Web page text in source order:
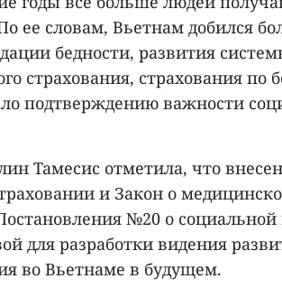
ее словам, Вьетнам добился
бедности, развития
страхования, страхования по
подтверждению важности
Тамесис отметила, что
и Закон о
№20 о
для разработки видения
во Вьетнаме в будущем.